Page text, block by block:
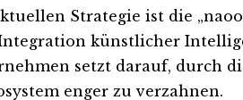
Strategie ist die
künstlicher
setzt darauf, durch
enger zu verzahnen.